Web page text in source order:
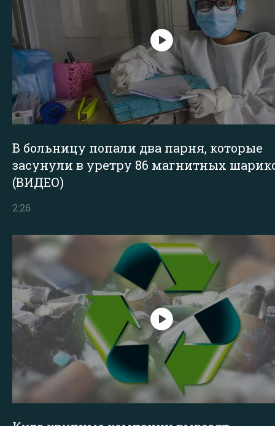
В больницу попали два парня, которые
засунули в уретру 86 магнитных
(ВИДЕО)
2:26